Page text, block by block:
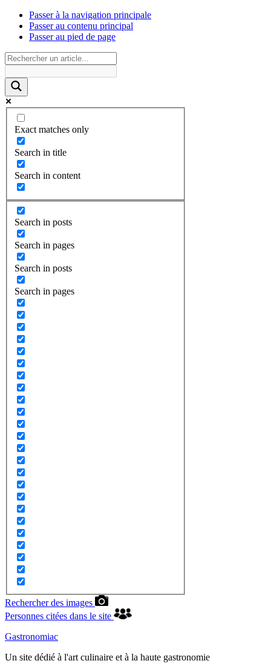
Passer à la navigation principale
Passer au contenu principal
Passer au pied de page
Exact matches only
Search in title
Search in content
Search in posts
Search in pages
Search in posts
Search in pages
Rechercher des images
Personnes citées dans le site
Gastronomiac
Un site dédié à l'art culinaire et à la haute gastronomie